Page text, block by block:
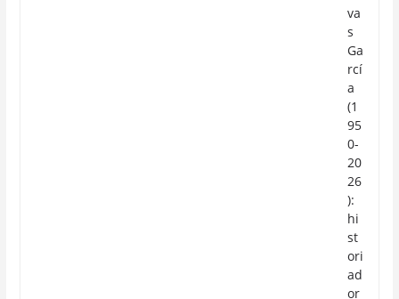
va
s
Ga
rcí
a
(1
95
0-
20
26
):
hi
st
ori
ad
or